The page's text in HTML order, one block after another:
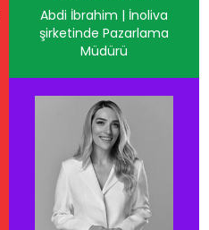
Abdi İbrahim | İnoliva
şirketinde Pazarlama
Müdürü